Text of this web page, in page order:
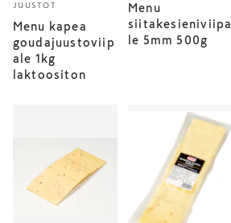
JUUSTOT
Menu kapea
goudajuustoviip
ale 1kg
laktoositon
Menu
siitakesieniviipa
le 5mm 500g